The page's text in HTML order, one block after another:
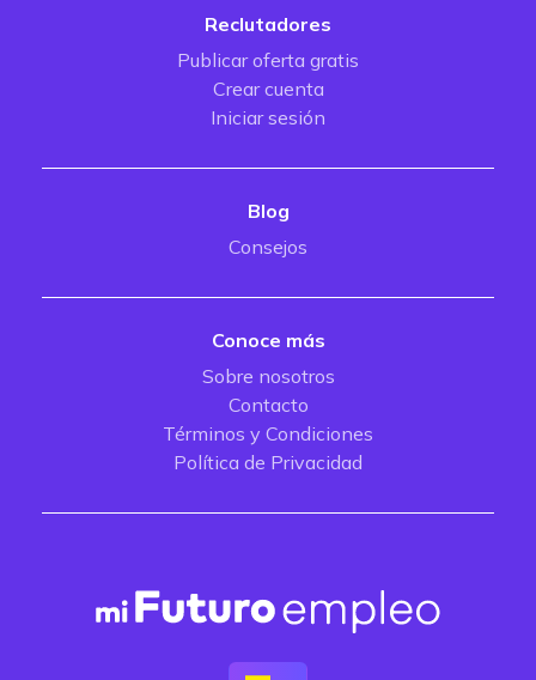
Reclutadores
Publicar oferta gratis
Crear cuenta
Iniciar sesión
Blog
Consejos
Conoce más
Sobre nosotros
Contacto
Términos y Condiciones
Política de Privacidad